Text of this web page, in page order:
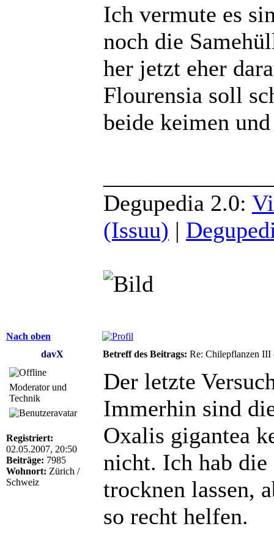
Ich vermute es
noch die
her jetzt eher
Flourensia soll
beide keimen
Degupedia 2.0:
(Issuu) |
Nach oben
davX
Betreff des Beitrags: Re: Chilepflanzen
Moderator und
Technik
Registriert:
02.05.2007, 20:50
Beiträge: 7985
Wohnort: Zürich /
Schweiz
Der letzte
Immerhin sind
Oxalis gigantea
nicht. Ich hab
trocknen lassen,
so recht helfen.